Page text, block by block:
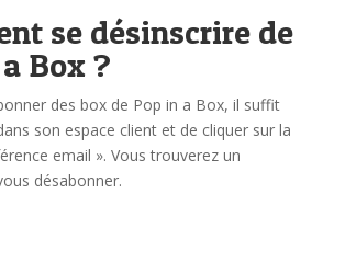
se désinscrire de
Box ?
des box de Pop in a Box, il suffit
son espace client et de cliquer sur la
email ». Vous trouverez un
désabonner.